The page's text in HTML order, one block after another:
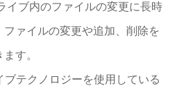
イブ内のファイルの変更に長時
ファイルの変更や追加、削除を
す。
ブテクノロジーを使用している